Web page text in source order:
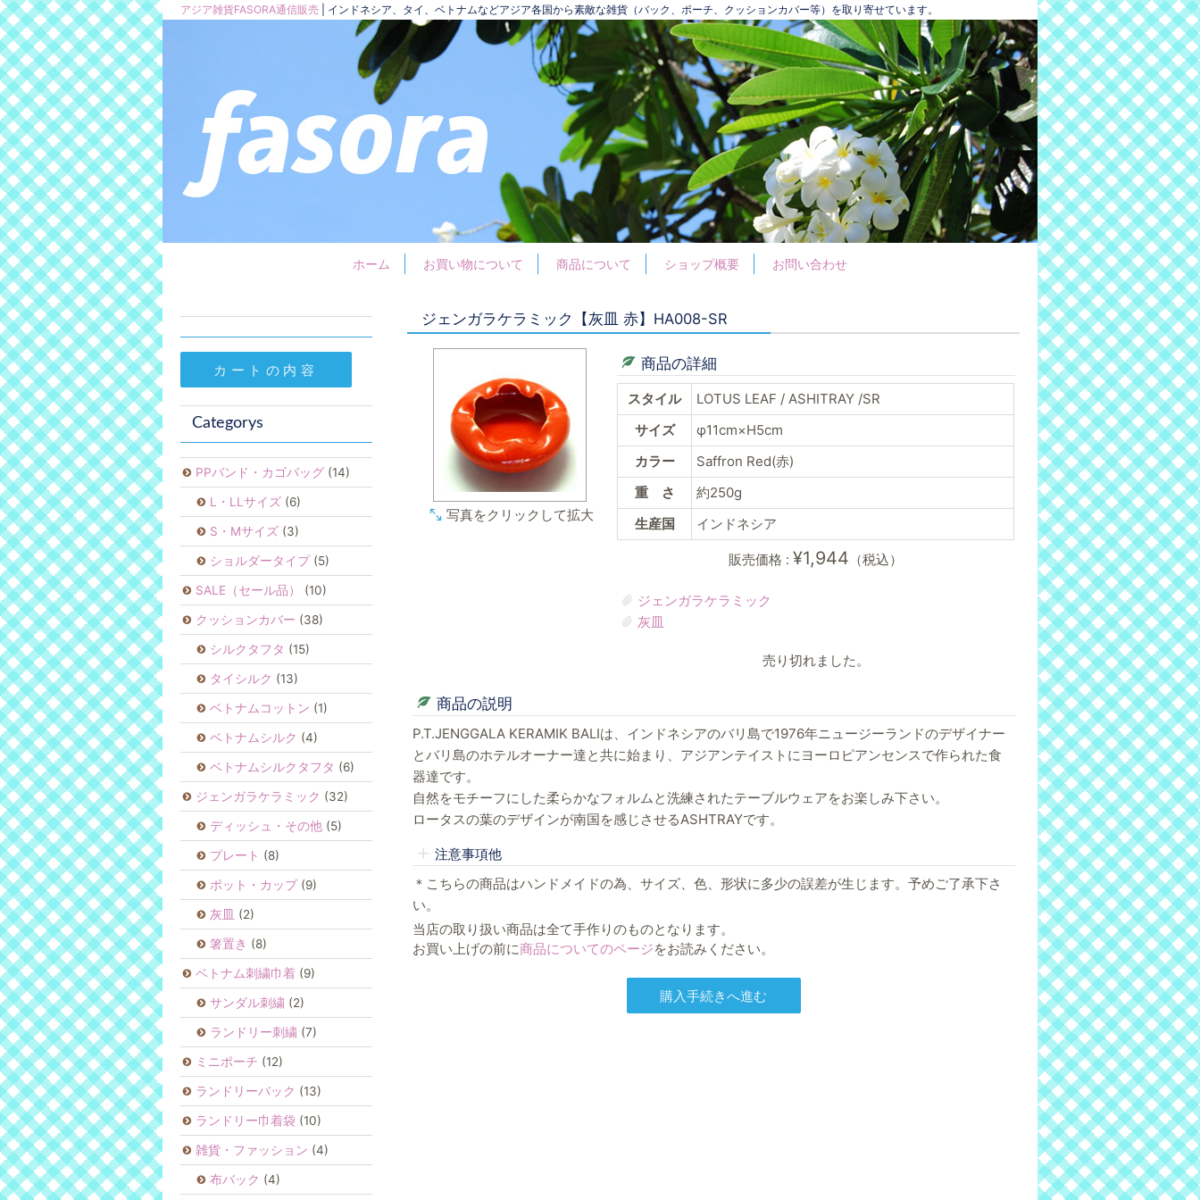
アジア雑貨FASORA通信販売 | インドネシア、タイ、ベトナムなどアジア各国から素敵な雑貨（バック、ポーチ、クッションカバー等）を取り寄せています。
ホーム お買い物について 商品について ショップ概要 お問い合わせ
ジェンガラケラミック【灰皿 赤】HA008-SR
写真をクリックして拡大
商品の詳細
スタイル
LOTUS LEAF / ASHITRAY /SR
サイズ
φ11cm×H5cm
カラー
Saffron Red(赤)
重 さ
約250g
生産国
インドネシア
販売価格 : ¥1,944 （税込）
ジェンガラケラミック
灰皿
売り切れました。
商品の説明
P.T.JENGGALA KERAMIK BALIは、インドネシアのバリ島で1976年ニュージーランドのデザイナー
とバリ島のホテルオーナー達と共に始まり、アジアンテイストにヨーロピアンセンスで作られた食
器達です。
自然をモチーフにした柔らかなフォルムと洗練されたテーブルウェアをお楽しみ下さい。
ロータスの葉のデザインが南国を感じさせるASHTRAYです。
注意事項他
＊こちらの商品はハンドメイドの為、サイズ、色、形状に多少の誤差が生じます。予めご了承下さ
い。
当店の取り扱い商品は全て手作りのものとなります。
お買い上げの前に商品についてのページをお読みください。
Categorys
PPバンド・カゴバッグ(14)
L・LLサイズ(6)
S・Mサイズ(3)
ショルダータイプ(5)
SALE（セール品） (10)
クッションカバー (38)
シルクタフタ (15)
タイシルク (13)
ベトナムコットン (1)
ベトナムシルク (4)
ベトナムシルクタフタ (6)
ジェンガラケラミック (32)
ディッシュ・その他(5)
プレート (8)
ポット・カップ(9)
灰皿 (2)
箸置き (8)
ベトナム刺繍巾着 (9)
サンダル刺繍(2)
ランドリー刺繍(7)
ミニポーチ (12)
ランドリーバック (13)
ランドリー巾着袋 (10)
雑貨・ファッション (4)
布バック (4)